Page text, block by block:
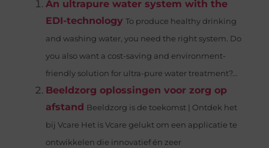
An ultrapure water system with the
EDI-technology To produce healthy drinking
and washing water, you need the right system. Do
you also want a cost-saving and environment-
friendly solution for ultra-pure water treatment?...
Beeldzorg oplossingen voor zorg op
afstand Beeldzorg is de toekomst | Ontdek het
bij Vcare Het is Vcare gelukt om een applicatie te
ontwikkelen die innovatief én zeer